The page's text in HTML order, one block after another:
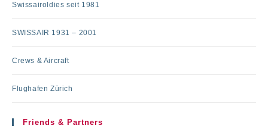
Swissairoldies seit 1981
SWISSAIR 1931 – 2001
Crews & Aircraft
Flughafen Zürich
Friends & Partners